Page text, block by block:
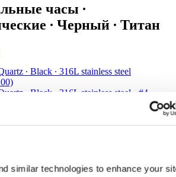
similar technologies to enhance your
часы ∙
∙ Черный ∙ Титан
Gent
∙ Кварцевые ∙
сталь 316L